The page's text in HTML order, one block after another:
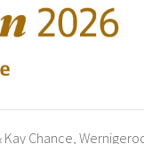
Kay Chance,